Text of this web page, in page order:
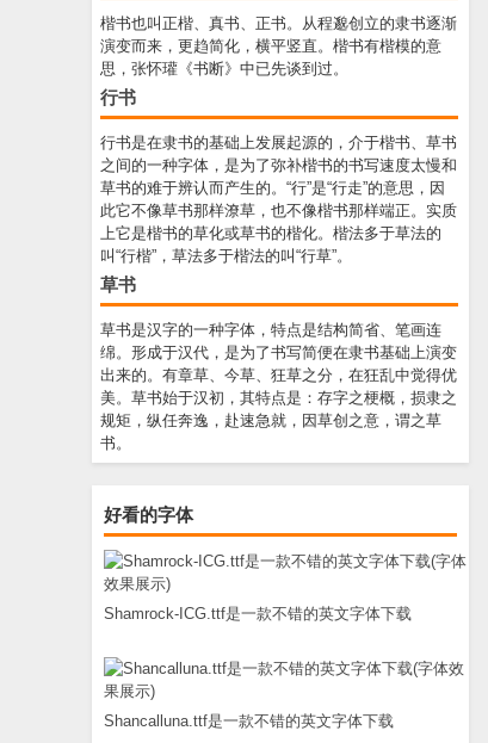
楷书也叫正楷、真书、正书。从程邈创立的隶书逐渐
演变而来，更趋简化，横平竖直。楷书有楷模的意
思，张怀瓘《书断》中已先谈到过。
行书
行书是在隶书的基础上发展起源的，介于楷书、草书
之间的一种字体，是为了弥补楷书的书写速度太慢和
草书的难于辨认而产生的。“行”是“行走”的意思，因
此它不像草书那样潦草，也不像楷书那样端正。实质
上它是楷书的草化或草书的楷化。楷法多于草法的
叫“行楷”，草法多于楷法的叫“行草”。
草书
草书是汉字的一种字体，特点是结构简省、笔画连
绵。形成于汉代，是为了书写简便在隶书基础上演变
出来的。有章草、今草、狂草之分，在狂乱中觉得优
美。草书始于汉初，其特点是：存字之梗概，损隶之
规矩，纵任奔逸，赴速急就，因草创之意，谓之草
书。
好看的字体
Shamrock-ICG.ttf是一款不错的英文字体下载
Shancalluna.ttf是一款不错的英文字体下载